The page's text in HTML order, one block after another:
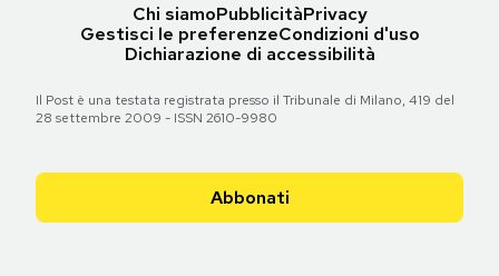
Chi siamoPubblicitàPrivacy
Gestisci le preferenzeCondizioni d'uso
Dichiarazione di accessibilità
Il Post è una testata registrata presso il Tribunale di Milano, 419 del
28 settembre 2009 - ISSN 2610-9980
Abbonati